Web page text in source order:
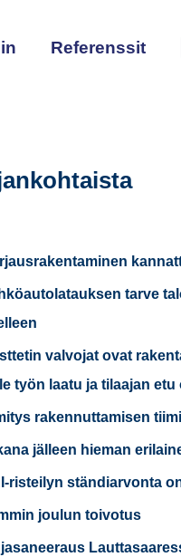
Referenssit
tarve
valvojat ovat
työn laatu ja tilaajan
rakennuttamisen
jälleen hieman
risteilyn ständiarvonta
joulun toivotus